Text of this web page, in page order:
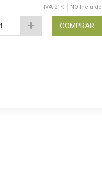
IVA 21% NO Incluido
COMPRAR